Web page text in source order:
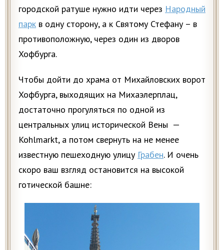
городской ратуше нужно идти через Народный
парк в одну сторону, а к Святому Стефану – в
противоположную, через один из дворов
Хофбурга.
Чтобы дойти до храма от Михайловских ворот
Хофбурга, выходящих на Михаэлерплац,
достаточно прогуляться по одной из
центральных улиц исторической Вены —
Kohlmarkt, а потом свернуть на не менее
известную пешеходную улицу Грабен. И очень
скоро ваш взгляд остановится на высокой
готической башне: